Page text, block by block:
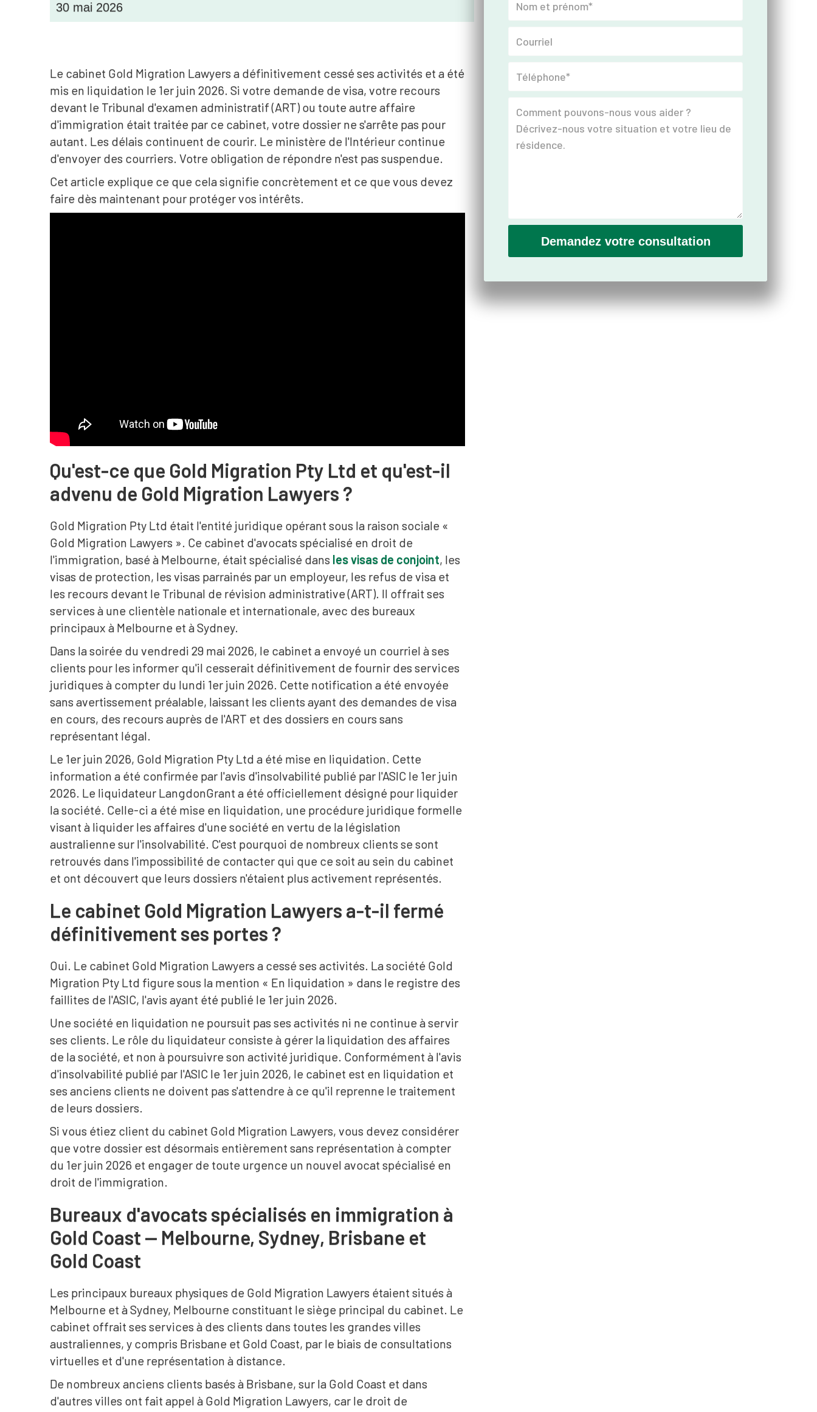
30 mai 2026
Le cabinet Gold Migration Lawyers a définitivement cessé ses activités et a été
mis en liquidation le 1er juin 2026. Si votre demande de visa, votre recours
devant le Tribunal d'examen administratif (ART) ou toute autre affaire
d'immigration était traitée par ce cabinet, votre dossier ne s'arrête pas pour
autant. Les délais continuent de courir. Le ministère de l'Intérieur continue
d'envoyer des courriers. Votre obligation de répondre n'est pas suspendue.
Cet article explique ce que cela signifie concrètement et ce que vous devez
faire dès maintenant pour protéger vos intérêts.
Qu'est-ce que Gold Migration Pty Ltd et qu'est-il
advenu de Gold Migration Lawyers ?
Gold Migration Pty Ltd était l'entité juridique opérant sous la raison sociale «
Gold Migration Lawyers ». Ce cabinet d'avocats spécialisé en droit de
l'immigration, basé à Melbourne, était spécialisé dans les visas de conjoint, les
visas de protection, les visas parrainés par un employeur, les refus de visa et
les recours devant le Tribunal de révision administrative (ART). Il offrait ses
services à une clientèle nationale et internationale, avec des bureaux
principaux à Melbourne et à Sydney.
Dans la soirée du vendredi 29 mai 2026, le cabinet a envoyé un courriel à ses
clients pour les informer qu'il cesserait définitivement de fournir des services
juridiques à compter du lundi 1er juin 2026. Cette notification a été envoyée
sans avertissement préalable, laissant les clients ayant des demandes de visa
en cours, des recours auprès de l'ART et des dossiers en cours sans
représentant légal.
Le 1er juin 2026, Gold Migration Pty Ltd a été mise en liquidation. Cette
information a été confirmée par l'avis d'insolvabilité publié par l'ASIC le 1er juin
2026. Le liquidateur LangdonGrant a été officiellement désigné pour liquider
la société. Celle-ci a été mise en liquidation, une procédure juridique formelle
visant à liquider les affaires d'une société en vertu de la législation
australienne sur l'insolvabilité. C'est pourquoi de nombreux clients se sont
retrouvés dans l'impossibilité de contacter qui que ce soit au sein du cabinet
et ont découvert que leurs dossiers n'étaient plus activement représentés.
Le cabinet Gold Migration Lawyers a-t-il fermé
définitivement ses portes ?
Oui. Le cabinet Gold Migration Lawyers a cessé ses activités. La société Gold
Migration Pty Ltd figure sous la mention « En liquidation » dans le registre des
faillites de l'ASIC, l'avis ayant été publié le 1er juin 2026.
Une société en liquidation ne poursuit pas ses activités ni ne continue à servir
ses clients. Le rôle du liquidateur consiste à gérer la liquidation des affaires
de la société, et non à poursuivre son activité juridique. Conformément à l'avis
d'insolvabilité publié par l'ASIC le 1er juin 2026, le cabinet est en liquidation et
ses anciens clients ne doivent pas s'attendre à ce qu'il reprenne le traitement
de leurs dossiers.
Si vous étiez client du cabinet Gold Migration Lawyers, vous devez considérer
que votre dossier est désormais entièrement sans représentation à compter
du 1er juin 2026 et engager de toute urgence un nouvel avocat spécialisé en
droit de l'immigration.
Bureaux d'avocats spécialisés en immigration à
Gold Coast — Melbourne, Sydney, Brisbane et
Gold Coast
Les principaux bureaux physiques de Gold Migration Lawyers étaient situés à
Melbourne et à Sydney, Melbourne constituant le siège principal du cabinet. Le
cabinet offrait ses services à des clients dans toutes les grandes villes
australiennes, y compris Brisbane et Gold Coast, par le biais de consultations
virtuelles et d'une représentation à distance.
De nombreux anciens clients basés à Brisbane, sur la Gold Coast et dans
d'autres villes ont fait appel à Gold Migration Lawyers, car le droit de